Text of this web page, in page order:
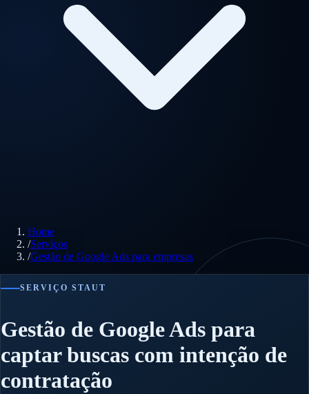
Home
/Serviços
/Gestão de Google Ads para empresas
SERVIÇO STAUT
Gestão de Google Ads para
captar buscas com intenção de
contratação